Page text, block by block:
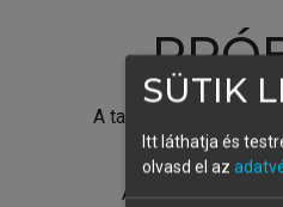
A tartalom
Új
A próbaidőszak
SÜTIK
Itt láthatja és
olvasd el az